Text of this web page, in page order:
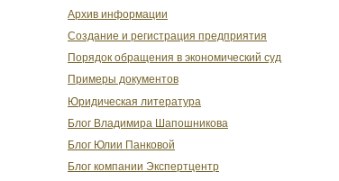
Архив информации
Создание и регистрация предприятия
Порядок обращения в экономический суд
Примеры документов
Юридическая литература
Блог Владимира Шапошникова
Блог Юлии Панковой
Блог компании Экспертцентр